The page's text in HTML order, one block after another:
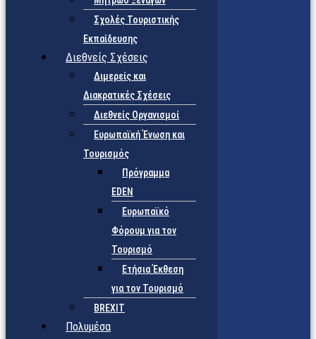
Σχολές Τουριστικής
Εκπαίδευσης
Διεθνείς Σχέσεις
Διμερείς και
Διακρατικές Σχέσεις
Διεθνείς Οργανισμοί
Ευρωπαϊκή Ένωση και
Τουρισμός
Πρόγραμμα
EDEN
Ευρωπαϊκό
Φόρουμ για τον
Τουρισμό
Ετήσια Έκθεση
για τον Τουρισμό
BREXIT
Πολυμέσα